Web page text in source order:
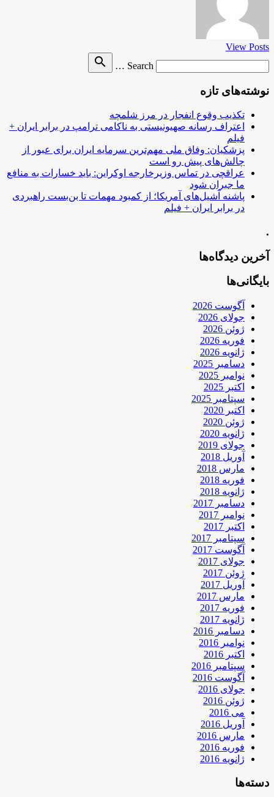
View Posts
Search …
search
نوشته‌های تازه
تکذیب وقوع انفجار در مرز شلمچه
اعتراف رسانه صهیونیستی به ناکامی ترامپ در برابر ایران +
فیلم
پزشکیان: وفاق ملی مهم‌ترین سرمایه ایران برای عبور از
چالش‌های پیش رو است
عراقچی در تماس وزیرخارجه اوکراین: باید خسارات به منافع
ما جبران شود
پاشنه آشیل‌های آمریکا؛ از کمبود مهمات تا بن‌بست راهبردی
در برابر ایران + فیلم
.
آخرین دیدگاه‌ها
بایگانی‌ها
آگوست 2026
جولای 2026
ژوئن 2026
فوریه 2026
ژانویه 2026
دسامبر 2025
نوامبر 2025
اکتبر 2025
سپتامبر 2025
اکتبر 2020
ژوئن 2020
ژانویه 2020
جولای 2019
آوریل 2018
مارس 2018
فوریه 2018
ژانویه 2018
دسامبر 2017
نوامبر 2017
اکتبر 2017
سپتامبر 2017
آگوست 2017
جولای 2017
ژوئن 2017
آوریل 2017
مارس 2017
فوریه 2017
ژانویه 2017
دسامبر 2016
نوامبر 2016
اکتبر 2016
سپتامبر 2016
آگوست 2016
جولای 2016
ژوئن 2016
می 2016
آوریل 2016
مارس 2016
فوریه 2016
ژانویه 2016
دسته‌ها